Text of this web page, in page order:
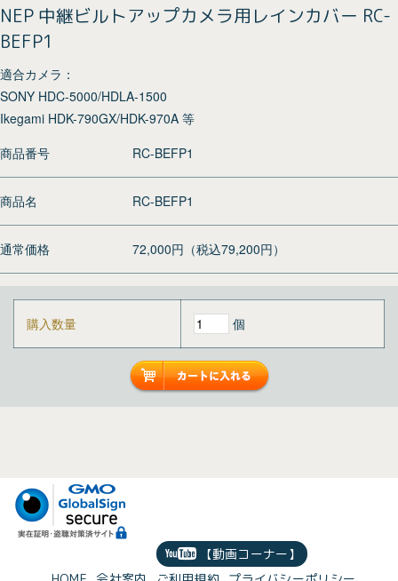
NEP 中継ビルトアップカメラ用レインカバー RC-
BEFP1
適合カメラ：
SONY HDC-5000/HDLA-1500
Ikegami HDK-790GX/HDK-970A 等
商品番号
RC-BEFP1
商品名 RC-BEFP1
通常価格 72,000円（税込79,200円）
購入数量 個
【動画コーナー】